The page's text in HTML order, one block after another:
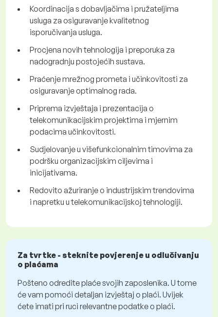
Koordinacija s dobavljačima i pružateljima
usluga za osiguravanje kvalitetnog
isporučivanja usluga.
Procjena novih tehnologija i preporuka za
nadogradnju postojećih sustava.
Praćenje mrežnog prometa i učinkovitosti za
osiguravanje optimalnog rada.
Priprema izvještaja i prezentacija o
telekomunikacijskim projektima i mjernim
podacima učinkovitosti.
Sudjelovanje u višefunkcionalnim timovima za
podršku organizacijskim ciljevima i
inicijativama.
Redovito ažuriranje o industrijskim trendovima
i napretku u telekomunikacijskoj tehnologiji.
Za tvrtke - steknite povjerenje u odlučivanju
o plaćama
Pošteno odredite plaće svojih zaposlenika. U tome
će vam pomoći detaljan izvještaj o plaći. Uvijek
ćete imati pri ruci relevantne podatke o plaći.